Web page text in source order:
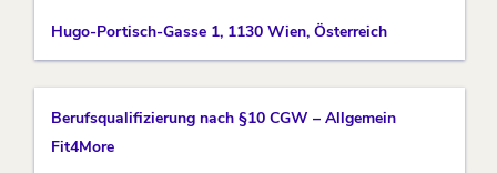
Hugo-Portisch-Gasse 1, 1130 Wien, Österreich
Berufsqualifizierung nach §10 CGW – Allgemein
Fit4More